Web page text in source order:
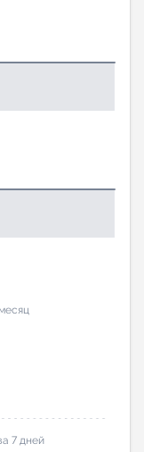
7 дней